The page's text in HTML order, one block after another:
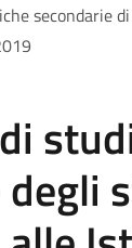
secondarie